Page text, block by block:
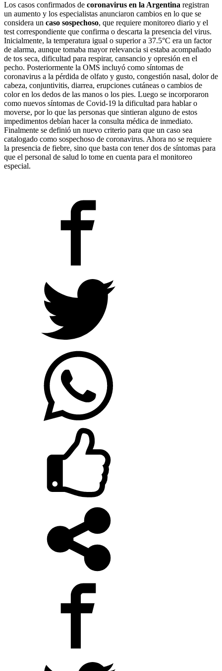
Los casos confirmados de coronavirus en la Argentina registran
un aumento y los especialistas anunciaron cambios en lo que se
considera un caso sospechoso, que requiere monitoreo diario y el
test correspondiente que confirma o descarta la presencia del virus.
Inicialmente, la temperatura igual o superior a 37.5°C era un factor
de alarma, aunque tomaba mayor relevancia si estaba acompañado
de tos seca, dificultad para respirar, cansancio y opresión en el
pecho. Posteriormente la OMS incluyó como síntomas de
coronavirus a la pérdida de olfato y gusto, congestión nasal, dolor de
cabeza, conjuntivitis, diarrea, erupciones cutáneas o cambios de
color en los dedos de las manos o los pies. Luego se incorporaron
como nuevos síntomas de Covid-19 la dificultad para hablar o
moverse, por lo que las personas que sintieran alguno de estos
impedimentos debían hacer la consulta médica de inmediato.
Finalmente se definió un nuevo criterio para que un caso sea
catalogado como sospechoso de coronavirus. Ahora no se requiere
la presencia de fiebre, sino que basta con tener dos de síntomas para
que el personal de salud lo tome en cuenta para el monitoreo
especial.